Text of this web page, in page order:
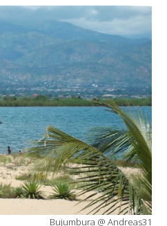
Bujumbura @ Andreas31